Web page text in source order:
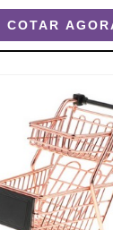
a
SOBRE ONDE
onde
em uma
COTAR